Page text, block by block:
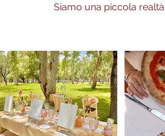
Siamo una piccola